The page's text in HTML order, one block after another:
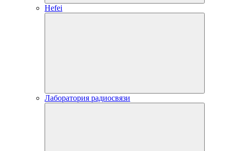
Hefei
Лаборатория радиосвязи